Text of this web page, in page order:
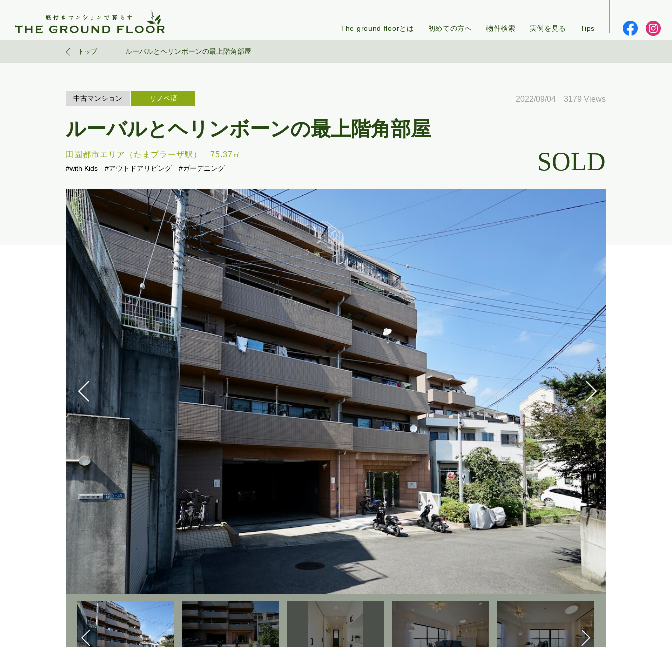
The ground floorとは 初めての方へ 物件検索 実例を見る Tips
トップ ルーバルとヘリンボーンの最上階角部屋
中古マンション リノベ済 2022/09/04 3179 Views
ルーバルとヘリンボーンの最上階角部屋
田園都市エリア（たまプラーザ駅） 75.37㎡
#with Kids #アウトドアリビング #ガーデニング SOLD